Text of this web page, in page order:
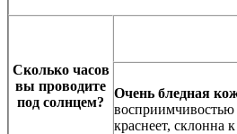
Сколько часов
вы проводите
под солнцем?
Очень бледная
восприимчивостью
краснеет, склонна